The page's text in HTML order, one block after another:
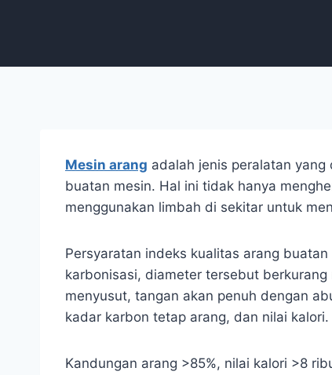
Mesin arang adalah jenis peralatan
buatan mesin. Hal ini tidak hanya
menggunakan limbah di sekitar untuk
Persyaratan indeks kualitas arang
karbonisasi, diameter tersebut
menyusut, tangan akan penuh dengan
kadar karbon tetap arang, dan nilai kalori.
Kandungan arang >85%, nilai kalori >8